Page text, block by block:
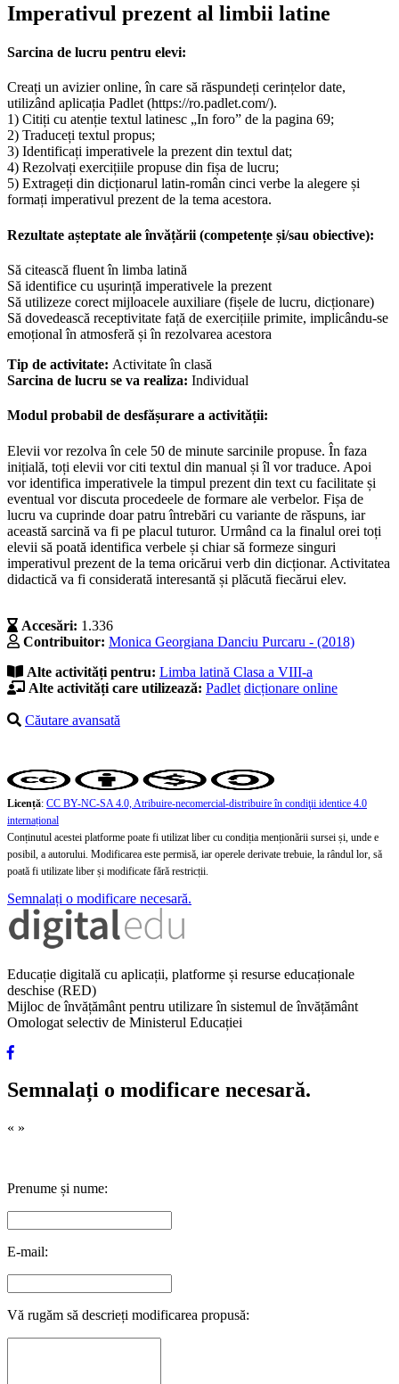
Imperativul prezent al limbii latine
Sarcina de lucru pentru elevi:
Creați un avizier online, în care să răspundeți cerințelor date,
utilizând aplicația Padlet (https://ro.padlet.com/).
1) Citiți cu atenție textul latinesc „In foro” de la pagina 69;
2) Traduceți textul propus;
3) Identificați imperativele la prezent din textul dat;
4) Rezolvați exercițiile propuse din fișa de lucru;
5) Extrageți din dicționarul latin-român cinci verbe la alegere și
formați imperativul prezent de la tema acestora.
Rezultate așteptate ale învățării (competențe și/sau obiective):
Să citească fluent în limba latină
Să identifice cu ușurință imperativele la prezent
Să utilizeze corect mijloacele auxiliare (fișele de lucru, dicționare)
Să dovedească receptivitate față de exercițiile primite, implicându-se
emoțional în atmosferă și în rezolvarea acestora
Tip de activitate: Activitate în clasă
Sarcina de lucru se va realiza: Individual
Modul probabil de desfășurare a activității:
Elevii vor rezolva în cele 50 de minute sarcinile propuse. În faza
inițială, toți elevii vor citi textul din manual și îl vor traduce. Apoi
vor identifica imperativele la timpul prezent din text cu facilitate și
eventual vor discuta procedeele de formare ale verbelor. Fișa de
lucru va cuprinde doar patru întrebări cu variante de răspuns, iar
această sarcină va fi pe placul tuturor. Urmând ca la finalul orei toți
elevii să poată identifica verbele și chiar să formeze singuri
imperativul prezent de la tema oricărui verb din dicționar. Activitatea
didactică va fi considerată interesantă și plăcută fiecărui elev.
Accesări: 1.336
Contribuitor: Monica Georgiana Danciu Purcaru - (2018)
Alte activități pentru: Limba latină Clasa a VIII-a
Alte activități care utilizează: Padlet dicționare online
Căutare avansată
Licență: CC BY-NC-SA 4.0, Atribuire-necomercial-distribuire în condiţii identice 4.0
internațional
Conținutul acestei platforme poate fi utilizat liber cu condiția menționării sursei și, unde e
posibil, a autorului. Modificarea este permisă, iar operele derivate trebuie, la rândul lor, să
poată fi utilizate liber și modificate fără restricții.
Semnalați o modificare necesară.
Educație digitală cu aplicații, platforme și resurse educaționale
deschise (RED)
Mijloc de învățământ pentru utilizare în sistemul de învățământ
Omologat selectiv de Ministerul Educației
Semnalați o modificare necesară.
« »
Prenume și nume:
E-mail:
Vă rugăm să descrieți modificarea propusă: